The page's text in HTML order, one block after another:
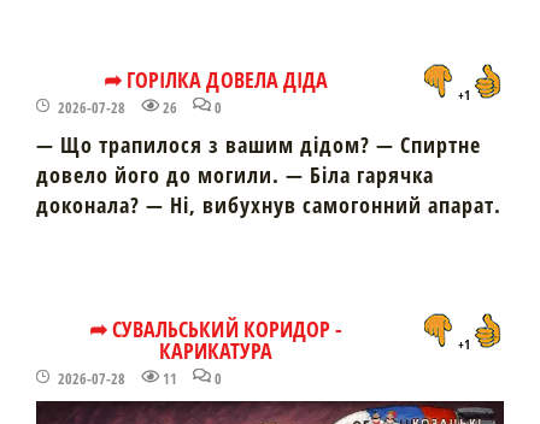
➦ ГОРІЛКА ДОВЕЛА ДІДА
2026-07-28 26 0
+1
— Що трапилося з вашим дідом? — Спиртне
довело його до могили. — Біла гарячка
доконала? — Ні, вибухнув самогонний апарат.
➦ СУВАЛЬСЬКИЙ КОРИДОР -
КАРИКАТУРА
2026-07-28 11 0
+1